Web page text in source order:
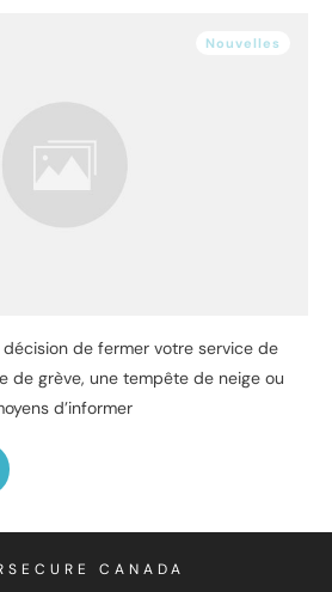
Nouvelles
de fermer votre service de
de grève, une tempête de neige ou
d’informer
CANADA